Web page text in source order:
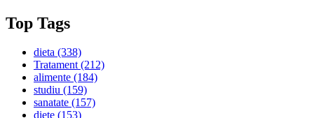
Top Tags
dieta (338)
Tratament(212)
alimente (184)
studiu (159)
sanatate (157)
diete (153)